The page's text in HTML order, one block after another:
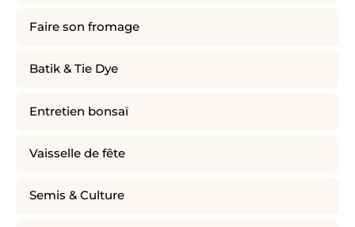
Faire son fromage
Batik & Tie Dye
Entretien bonsaï
Vaisselle de fête
Semis & Culture